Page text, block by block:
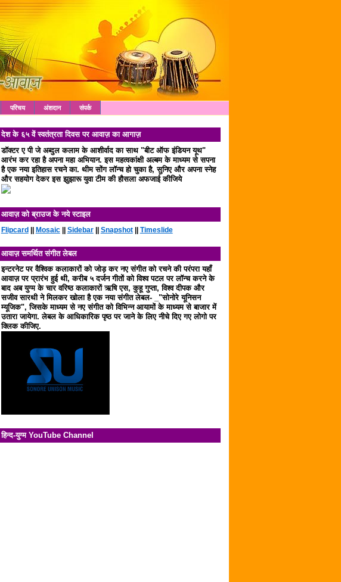
परिचय अंशदान संपर्क
देश के ६५ वें स्वतंत्रता दिवस पर आवाज़ का आगाज़
डॉक्टर ए पी जे अब्दुल कलाम के आशीर्वाद का साथ "बीट ऑफ इंडियन यूथ"
आरंभ कर रहा है अपना महा अभियान. इस महत्वकांक्षी अल्बम के माध्यम से सपना
है एक नया इतिहास रचने का. थीम सोंग लॉन्च हो चुका है, सुनिए और अपना स्नेह
और सहयोग देकर इस झुझारू युवा टीम की हौसला अफजाई कीजिये
आवाज़ को ब्राउज के नये स्टाइल
Flipcard Mosaic|| Sidebar|| Snapshot|| Timeslide
आवाज़ समर्थित संगीत लेबल
इन्टरनेट पर वैश्विक कलाकारों को जोड़ कर नए संगीत को रचने की परंपरा यहाँ
आवाज़ पर प्रारंभ हुई थी, करीब ५ दर्जन गीतों को विश्व पटल पर लॉन्च करने के
बाद अब युग्म के चार वरिष्ठ कलाकारों ऋषि एस, कुहू गुप्ता, विश्व दीपक और
सजीव सारथी ने मिलकर खोला है एक नया संगीत लेबल- _"सोनोरे यूनिसन
म्यूजिक", जिसके माध्यम से नए संगीत को विभिन्न आयामों के माध्यम से बाजार में
उतारा जायेगा. लेबल के आधिकारिक पृष्ठ पर जाने के लिए नीचे दिए गए लोगो पर
क्लिक कीजिए.
हिन्द-युग्म YouTube Channel